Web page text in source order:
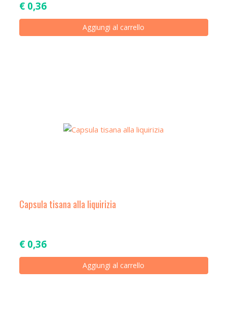
€0,36
Aggiungi al carrello
Capsula tisana alla liquirizia
€0,36
Aggiungi al carrello